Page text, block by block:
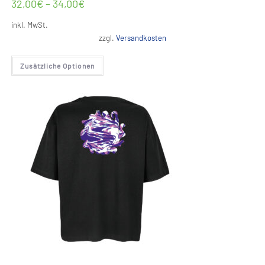
32,00€ – 34,00€
inkl. MwSt.
zzgl. Versandkosten
Zusätzliche Optionen
Dieses
weist
auf.
Die
Optionen
können
auf
der
Produktseite
gewählt